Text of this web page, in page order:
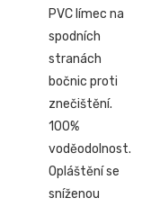
PVC límec na
spodních
stranách
bočnic proti
znečištění.
100%
voděodolnost.
Opláštění se
sníženou